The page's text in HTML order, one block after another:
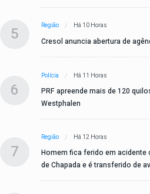
5 Região Há 10 Horas
Cresol anuncia abertura de
6
Polícia Há 11 Horas
PRF apreende mais de 120
Westphalen
7
Região Há 12 Horas
Homem fica ferido em
de Chapada e é transferido de